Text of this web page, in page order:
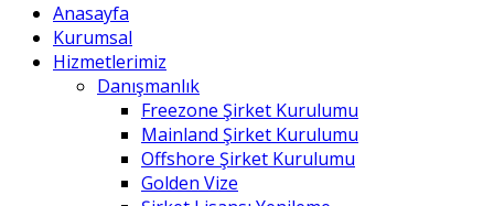
Anasayfa
Kurumsal
Hizmetlerimiz
Danışmanlık
Freezone Şirket Kurulumu
Mainland Şirket Kurulumu
Offshore Şirket Kurulumu
Golden Vize